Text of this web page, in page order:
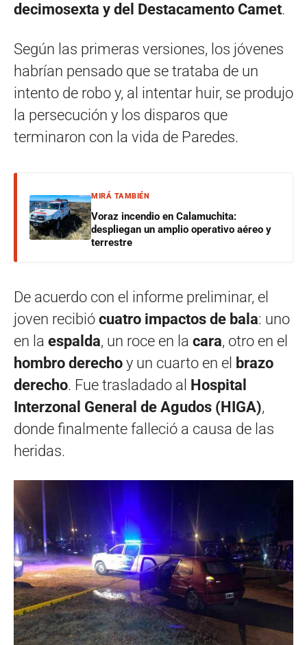
decimosexta y del Destacamento Camet.
Según las primeras versiones, los jóvenes
habrían pensado que se trataba de un
intento de robo y, al intentar huir, se produjo
la persecución y los disparos que
terminaron con la vida de Paredes.
MIRÁ TAMBIÉN
Voraz incendio en Calamuchita:
despliegan un amplio operativo aéreo y
terrestre
De acuerdo con el informe preliminar, el
joven recibió cuatro impactos de bala: uno
en la espalda, un roce en la cara, otro en el
hombro derecho y un cuarto en el brazo
derecho. Fue trasladado al Hospital
Interzonal General de Agudos (HIGA),
donde finalmente falleció a causa de las
heridas.